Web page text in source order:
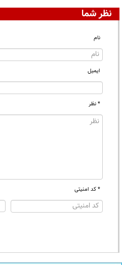
نظر شما
نام
ایمیل
* نظر
* کد امنیتی